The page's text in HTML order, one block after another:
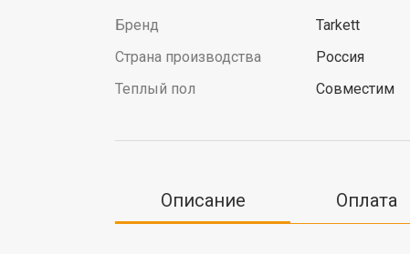
Бренд
Tarkett
Страна производства
Россия
Теплый пол
Совместим
Описание Оплата